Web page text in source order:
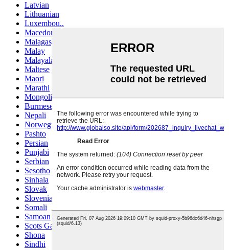
Latvian
Lithuanian
Luxembou..
Macedonian
Malagasy
Malay
Malayalam
Maltese
Maori
Marathi
Mongolian
Burmese
Nepali
Norwegian
Pashto
Persian
Punjabi
Serbian
Sesotho
Sinhala
Slovak
Slovenian
Somali
Samoan
Scots Gaelic
Shona
Sindhi